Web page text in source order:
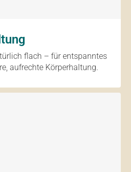
flach – für entspanntes
aufrechte Körperhaltung.